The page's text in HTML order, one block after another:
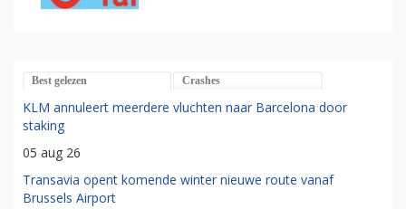
Best gelezen Crashes
KLM annuleert meerdere vluchten naar Barcelona door
staking
05 aug 26
Transavia opent komende winter nieuwe route vanaf
Brussels Airport